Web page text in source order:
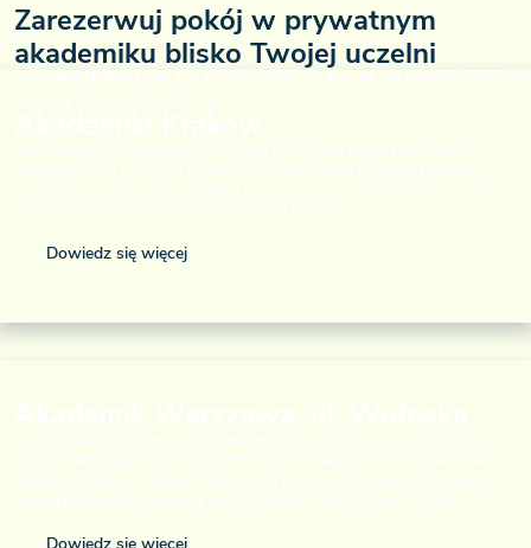
Zarezerwuj pokój w prywatnym
akademiku blisko Twojej uczelni
Dowiedz się więcej
Dowiedz się więcej